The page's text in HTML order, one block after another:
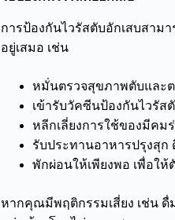
การป้องกันไวรัสตับอักเสบสาม
อยู่เสมอ เช่น
หมั่นตรวจสุขภาพตับและต
เข้ารับวัคซีนป้องกันไวรัส
หลีกเลี่ยงการใช้ของมีค
รับประทานอาหารปรุงสุ
พักผ่อนให้เพียงพอ เพื่อใ
หากคุณมีพฤติกรรมเสี่ยง เช่น ดื่